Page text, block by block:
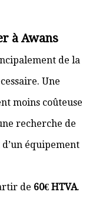
à Awans
de la
Une
moins coûteuse
recherche de
équipement
de 60€ HTVA.